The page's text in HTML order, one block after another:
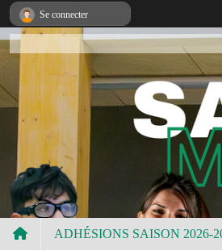
ADHÉSIONS SAISON 2026-
Se connecter
Panneau de gestion des cookies